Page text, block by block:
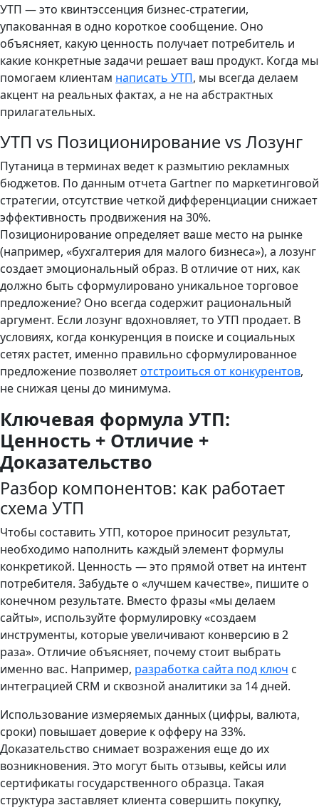
УТП — это квинтэссенция бизнес-стратегии,
упакованная в одно короткое сообщение. Оно
объясняет, какую ценность получает потребитель и
какие конкретные задачи решает ваш продукт. Когда мы
помогаем клиентам написать УТП, мы всегда делаем
акцент на реальных фактах, а не на абстрактных
прилагательных.
УТП vs Позиционирование vs Лозунг
Путаница в терминах ведет к размытию рекламных
бюджетов. По данным отчета Gartner по маркетинговой
стратегии, отсутствие четкой дифференциации снижает
эффективность продвижения на 30%.
Позиционирование определяет ваше место на рынке
(например, «бухгалтерия для малого бизнеса»), а лозунг
создает эмоциональный образ. В отличие от них, как
должно быть сформулировано уникальное торговое
предложение? Оно всегда содержит рациональный
аргумент. Если лозунг вдохновляет, то УТП продает. В
условиях, когда конкуренция в поиске и социальных
сетях растет, именно правильно сформулированное
предложение позволяетотстроиться от конкурентов,
не снижая цены до минимума.
Ключевая формула УТП:
Ценность + Отличие +
Доказательство
Разбор компонентов: как работает
схема УТП
Чтобы составить УТП, которое приносит результат,
необходимо наполнить каждый элемент формулы
конкретикой. Ценность — это прямой ответ на интент
потребителя. Забудьте о «лучшем качестве», пишите о
конечном результате. Вместо фразы «мы делаем
сайты», используйте формулировку «создаем
инструменты, которые увеличивают конверсию в 2
раза». Отличие объясняет, почему стоит выбрать
именно вас. Например, разработка сайта под ключ с
интеграцией CRM и сквозной аналитики за 14 дней.
Использование измеряемых данных (цифры, валюта,
сроки) повышает доверие к офферу на 33%.
Доказательство снимает возражения еще до их
возникновения. Это могут быть отзывы, кейсы или
сертификаты государственного образца. Такая
структура заставляет клиента совершить покупку,